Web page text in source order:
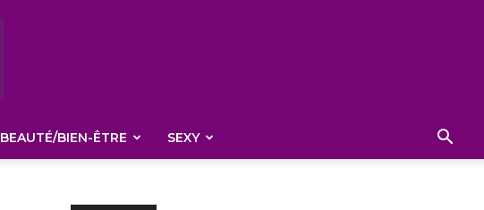
BEAUTÉ/BIEN-ÊTRE SEXY